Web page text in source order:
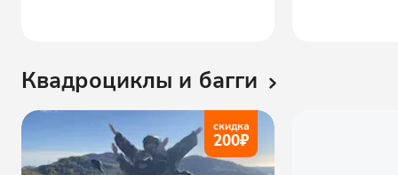
Квадроциклы и багги
скидка
200₽